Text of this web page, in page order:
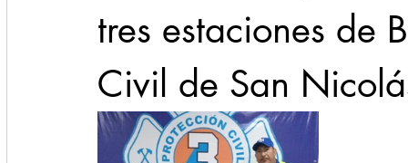
tres estaciones de
Civil de San